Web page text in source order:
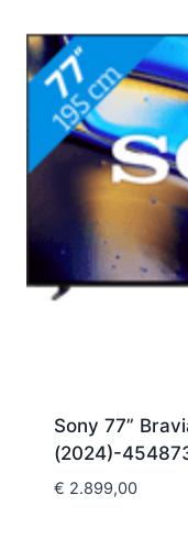
Sony 77”
(2024)-
€ 2.899,00